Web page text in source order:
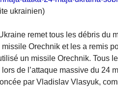
ukrainien)
remet tous les débris du
Orechnik et les a remis
un missile Orechnik. Tous
de l’attaque massive du 24
par Vladislav Vlasyuk,